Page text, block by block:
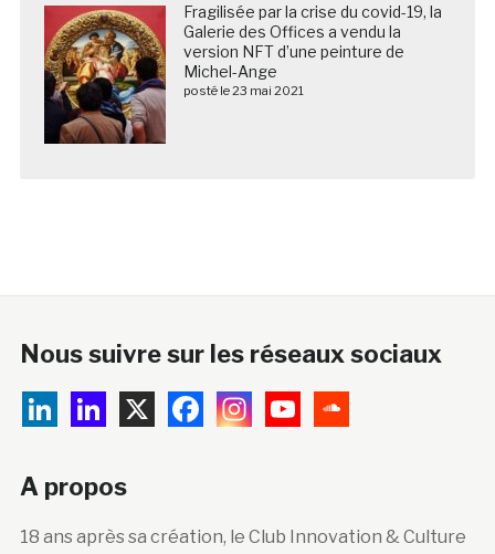
Fragilisée par la crise du covid-19, la
Galerie des Offices a vendu la
version NFT d’une peinture de
Michel-Ange
posté le 23 mai 2021
Nous suivre sur les réseaux sociaux
A propos
18 ans après sa création, le Club Innovation & Culture